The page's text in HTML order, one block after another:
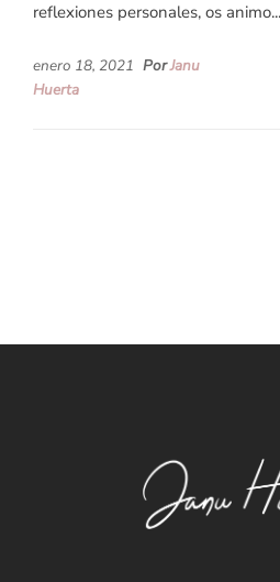
reflexiones personales, os animo...
enero 18, 2021 PorJanu
Huerta